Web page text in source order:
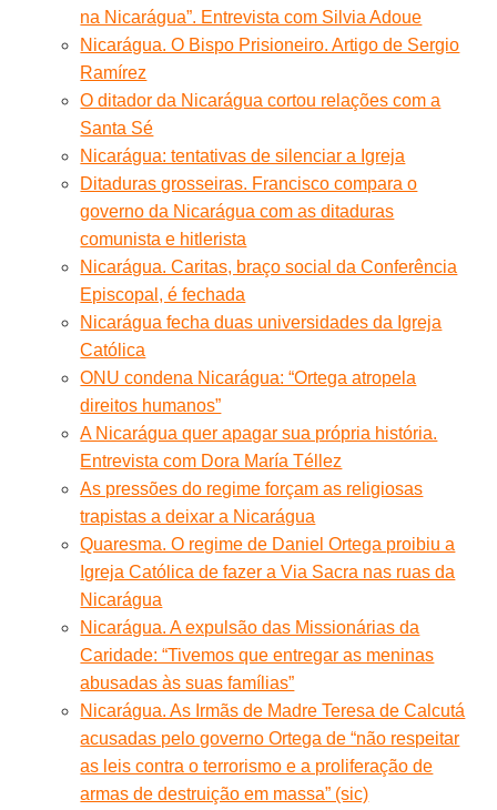
na Nicarágua”. Entrevista com Silvia Adoue
Nicarágua. O Bispo Prisioneiro. Artigo de Sergio
Ramírez
O ditador da Nicarágua cortou relações com a
Santa Sé
Nicarágua: tentativas de silenciar a Igreja
Ditaduras grosseiras. Francisco compara o
governo da Nicarágua com as ditaduras
comunista e hitlerista
Nicarágua. Caritas, braço social da Conferência
Episcopal, é fechada
Nicarágua fecha duas universidades da Igreja
Católica
ONU condena Nicarágua: “Ortega atropela
direitos humanos”
A Nicarágua quer apagar sua própria história.
Entrevista com Dora María Téllez
As pressões do regime forçam as religiosas
trapistas a deixar a Nicarágua
Quaresma. O regime de Daniel Ortega proibiu a
Igreja Católica de fazer a Via Sacra nas ruas da
Nicarágua
Nicarágua. A expulsão das Missionárias da
Caridade: “Tivemos que entregar as meninas
abusadas às suas famílias”
Nicarágua. As Irmãs de Madre Teresa de Calcutá
acusadas pelo governo Ortega de “não respeitar
as leis contra o terrorismo e a proliferação de
armas de destruição em massa” (sic)